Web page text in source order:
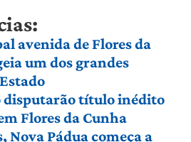
avenida de Flores da
um dos grandes
disputarão título inédito
Flores da Cunha
Nova Pádua começa a